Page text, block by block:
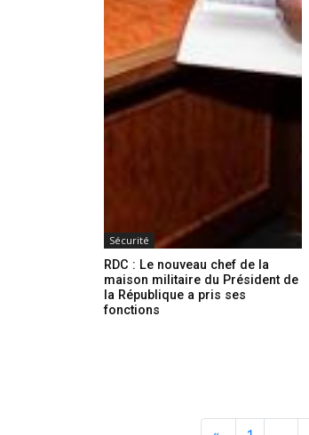
Sécurité
RDC : Le nouveau chef de la
maison militaire du Président de
la République a pris ses
fonctions